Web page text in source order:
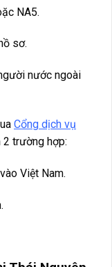
NA5.
sơ.
nước ngoài
Cổng dịch vụ
trường hợp:
Việt Nam.